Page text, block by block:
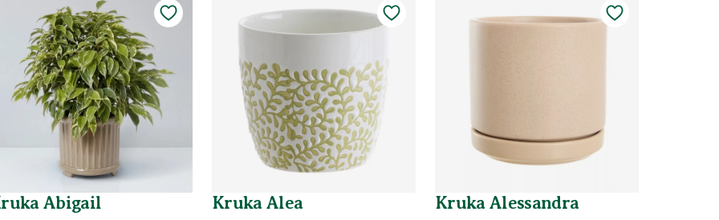
Abigail Kruka Alea Kruka Alessandra